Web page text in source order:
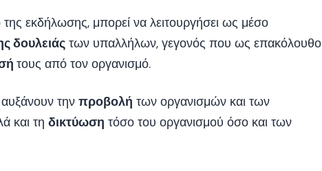
εκδήλωσης, μπορεί να λειτουργήσει ως μέσο
δουλειάς των υπαλλήλων, γεγονός που ως επακόλουθο
τους από τον οργανισμό.
την προβολή των οργανισμών και των
και τη δικτύωση τόσο του οργανισμού όσο και των